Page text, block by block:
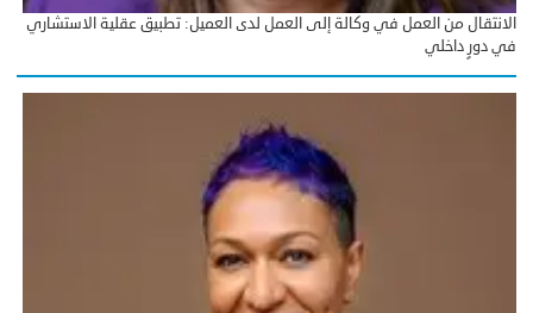
الانتقال من العمل في وكالة إلى العمل لدى العميل: تطبيق عقلية الاستشاري
في دورٍ داخلي